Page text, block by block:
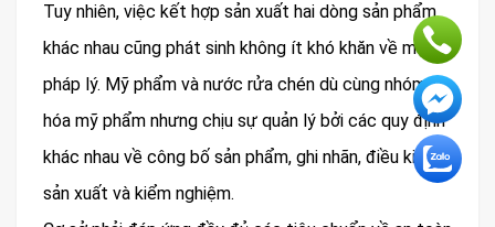
Tuy nhiên, việc kết hợp sản xuất hai dòng sản phẩm
khác nhau cũng phát sinh không ít khó khăn về mặt
pháp lý. Mỹ phẩm và nước rửa chén dù cùng nhóm
hóa mỹ phẩm nhưng chịu sự quản lý bởi các quy định
khác nhau về công bố sản phẩm, ghi nhãn, điều kiện
sản xuất và kiểm nghiệm.